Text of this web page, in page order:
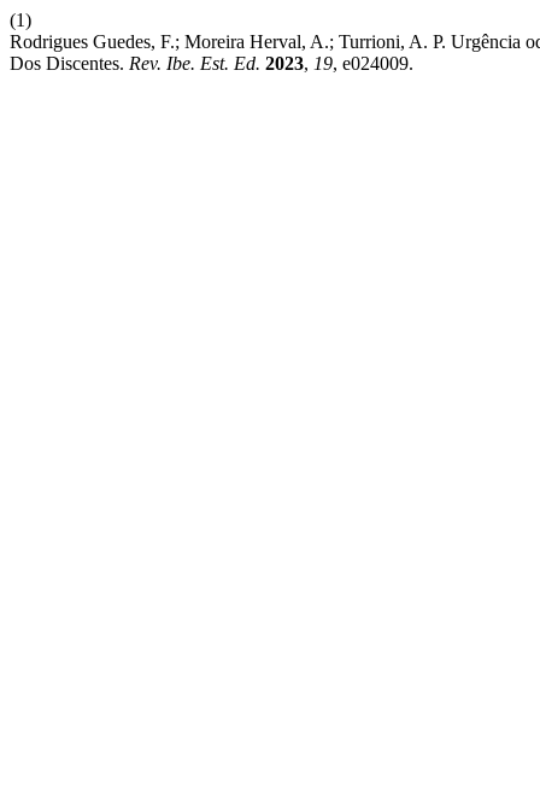
(1)
Rodrigues Guedes, F.; Moreira Herval, A.; Turrioni, A. P. Urgência
Dos Discentes. Rev. Ibe. Est. Ed. 2023, 19, e024009.